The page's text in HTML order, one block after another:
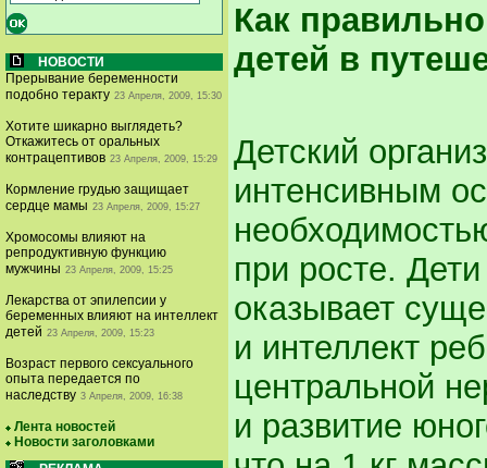
НОВОСТИ
Прерывание беременности
подобно теракту 23 Апреля, 2009, 15:30
Хотите шикарно выглядеть?
Откажитесь от оральных
контрацептивов 23 Апреля, 2009, 15:29
Кормление грудью защищает
сердце мамы 23 Апреля, 2009, 15:27
Хромосомы влияют на
репродуктивную функцию
мужчины 23 Апреля, 2009, 15:25
Лекарства от эпилепсии у
беременных влияют на интеллект
детей 23 Апреля, 2009, 15:23
Возраст первого сексуального
опыта передается по
наследству 3 Апреля, 2009, 16:38
Лента новостей
Новости заголовками
Как
детей в
Детский
интенсивным
при росте.
оказывает
и интеллект
центральной
и развитие